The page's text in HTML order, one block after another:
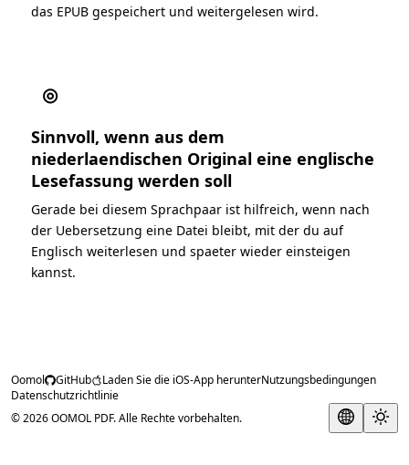
das EPUB gespeichert und weitergelesen wird.
◎
Sinnvoll, wenn aus dem
niederlaendischen Original eine englische
Lesefassung werden soll
Gerade bei diesem Sprachpaar ist hilfreich, wenn nach
der Uebersetzung eine Datei bleibt, mit der du auf
Englisch weiterlesen und spaeter wieder einsteigen
kannst.
Oomol GitHub Laden Sie die iOS-App herunterNutzungsbedingungen
Datenschutzrichtlinie
© 2026 OOMOL PDF. Alle Rechte vorbehalten.